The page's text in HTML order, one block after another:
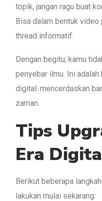
topik, jangan ragu buat
Bisa dalam bentuk
thread informatif.
Dengan begitu, kamu
penyebar ilmu. Ini
digital: mencerdaskan
zaman.
Tips
Era
Berikut beberapa
lakukan mulai sekarang: